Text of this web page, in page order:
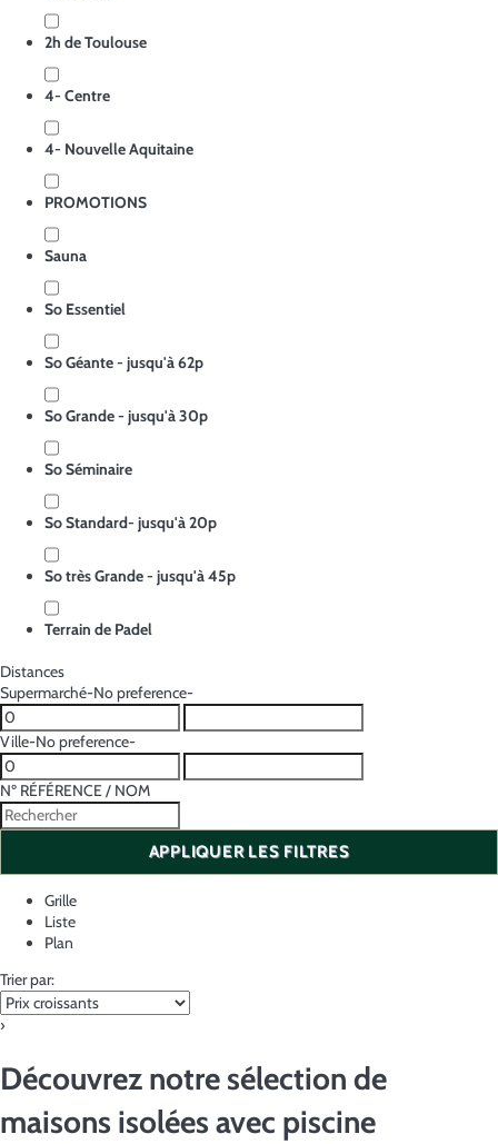
2h de Toulouse
4- Centre
4- Nouvelle Aquitaine
PROMOTIONS
Sauna
So Essentiel
So Géante - jusqu'à 62p
So Grande - jusqu'à 30p
So Séminaire
So Standard- jusqu'à 20p
So très Grande - jusqu'à 45p
Terrain de Padel
Distances
Supermarché-No preference-
Ville-No preference-
Nº RÉFÉRENCE / NOM
APPLIQUER LES FILTRES
Grille
Liste
Plan
Trier par:
›
Découvrez notre sélection de
maisons isolées avec piscine